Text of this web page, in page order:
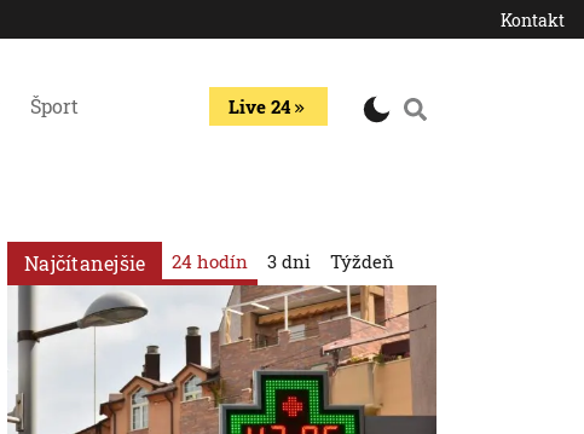
Kontakt
Šport Live 24
Najčítanejšie 24 hodín 3 dni Týždeň